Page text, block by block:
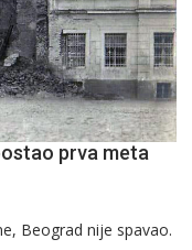
prva meta
Beograd nije spavao.